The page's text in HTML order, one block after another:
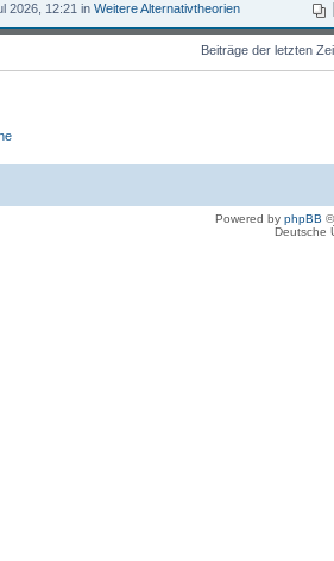
2026, 12:21 in Weitere Alternativtheorien
Beiträge der letzten
Powered by phpBB
Deutsche